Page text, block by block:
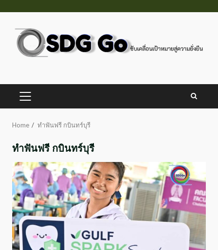
content
PRIMARY
Home ทำฟันฟรี กบินทร์บุรี
ทำฟันฟรี กบินทร์บุรี